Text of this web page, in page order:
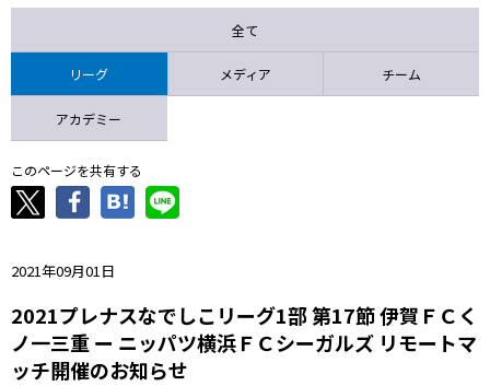
全て
リーグ メディア チーム
アカデミー
このページを共有する
2021年09月01日
2021プレナスなでしこリーグ1部 第17節 伊賀ＦＣく
ノ一三重 ー ニッパツ横浜ＦＣシーガルズ リモートマ
ッチ開催のお知らせ